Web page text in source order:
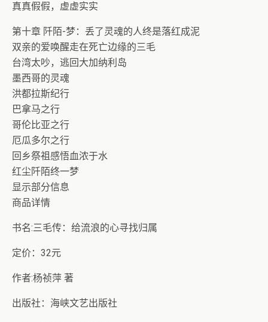
真真假假，虚虚实实
第十章 阡陌-梦：丢了灵魂的人终是落红成泥
双亲的爱唤醒走在死亡边缘的三毛
台湾太吵，逃回大加纳利岛
墨西哥的灵魂
洪都拉斯纪行
巴拿马之行
哥伦比亚之行
厄瓜多尔之行
回乡祭祖感悟血浓于水
红尘阡陌终一梦
显示部分信息
商品详情
书名:三毛传：给流浪的心寻找归属
定价：32元
作者:杨祯萍 著
出版社：海峡文艺出版社